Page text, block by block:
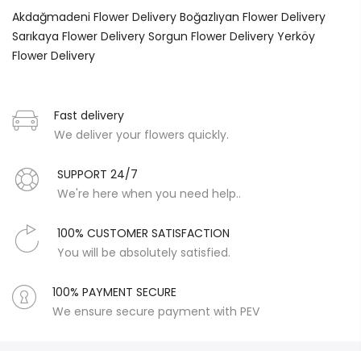
Akdağmadeni Flower Delivery Boğazlıyan Flower Delivery
Sarıkaya Flower Delivery Sorgun Flower Delivery Yerköy
Flower Delivery
Fast delivery
We deliver your flowers quickly.
SUPPORT 24/7
We're here when you need help..
100% CUSTOMER SATISFACTION
You will be absolutely satisfied.
100% PAYMENT SECURE
We ensure secure payment with PEV